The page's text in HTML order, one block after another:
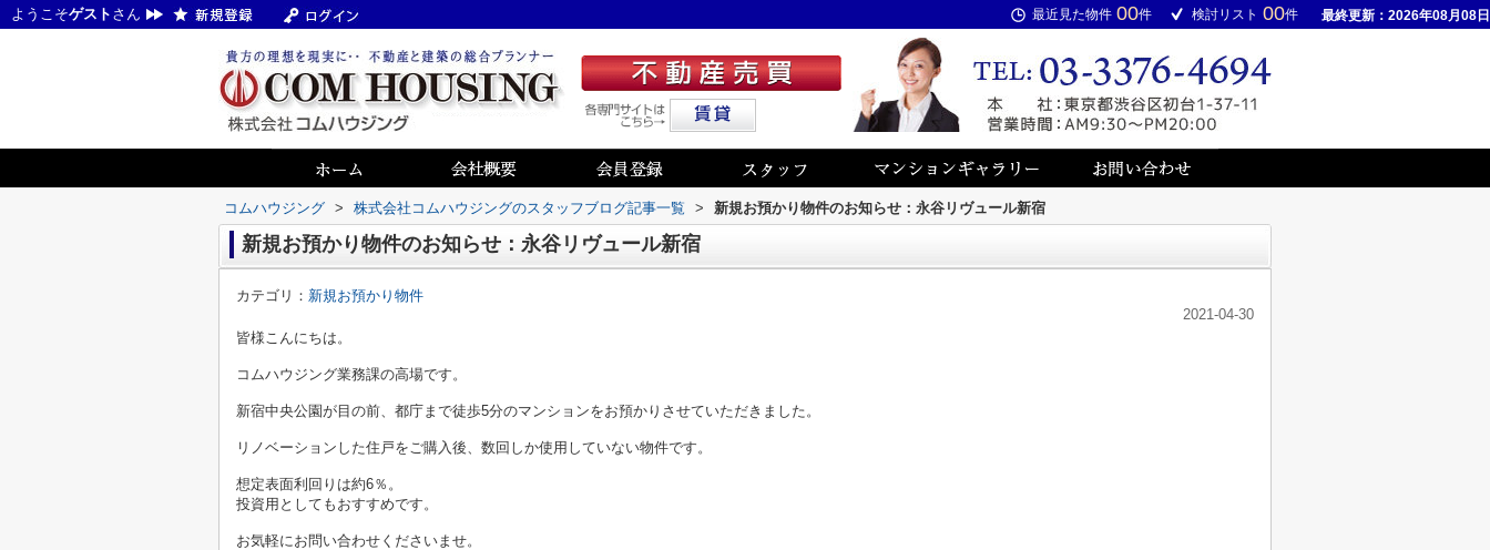
ようこそゲスト さん 最近見た物件 00件 検討リスト 00件 最終更新：2026年08月08日
コムハウジング > 株式会社コムハウジングのスタッフブログ記事一覧 > 新規お預かり物件のお知らせ：永谷リヴュール新宿
新規お預かり物件のお知らせ：永谷リヴュール新宿
カテゴリ： 新規お預かり物件
2021-04-30
皆様こんにちは。
コムハウジング業務課の高場です。
新宿中央公園が目の前、都庁まで徒歩5分のマンションをお預かりさせていただきました。
リノベーションした住戸をご購入後、数回しか使用していない物件です。
想定表面利回りは約6％。
投資用としてもおすすめです。
お気軽にお問い合わせくださいませ。